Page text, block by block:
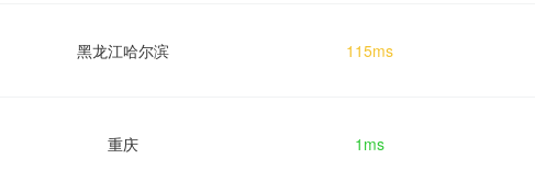
黑龙江哈尔滨 115ms
重庆 1ms